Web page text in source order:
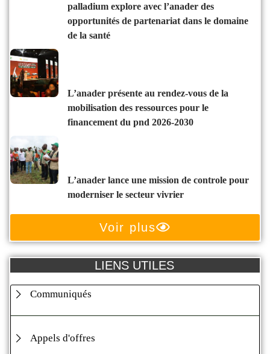
palladium explore avec l’anader des
opportunités de partenariat dans le domaine
de la santé
l’anader présente au rendez-vous de la
mobilisation des ressources pour le
financement du pnd 2026-2030
l’anader lance une mission de controle pour
moderniser le secteur vivrier
Voir plus
LIENS UTILES
Communiqués
Appels d'offres